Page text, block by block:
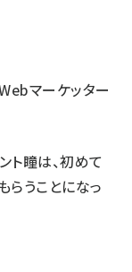
マーケッター
ト瞳は、初めて
らうことになっ